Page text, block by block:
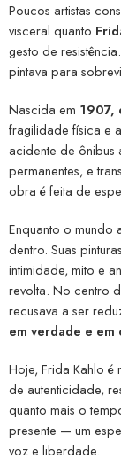
Poucos artistas
visceral quanto
gesto de
pintava para
Nascida em 1907,
fragilidade física e
acidente de ônibus
permanentes, e
obra é feita de
Enquanto o mundo
dentro. Suas
intimidade, mito e
revolta. No centro
recusava a ser
em verdade e em
Hoje, Frida Kahlo é
de autenticidade,
quanto mais o
presente — um
voz e liberdade.